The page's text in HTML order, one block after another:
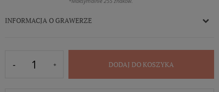
INFORMACJA O GRAWERZE
DODAJ DO KOSZYKA